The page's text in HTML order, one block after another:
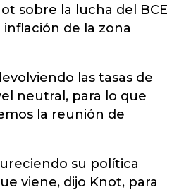
sobre la lucha del BCE
de la zona
las tasas de
neutral, para lo que
la reunión de
su política
viene, dijo Knot, para